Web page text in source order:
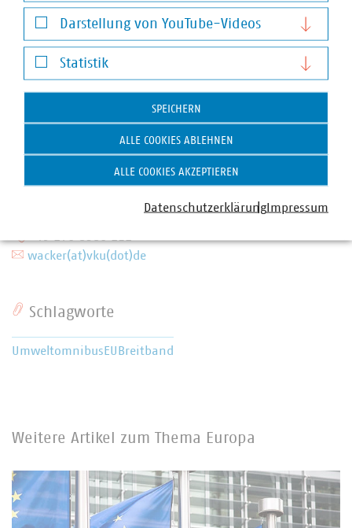
Anna Leena Wacker
wacker(at)vku(dot)de
Schlagworte
Umweltomnibus EU Breitband
Weitere Artikel zum Thema Europa
Notwendige Cookies
Darstellung von YouTube-Videos
Darstellung von YouTube-Videos
Statistik
Statistik
SPEICHERN
ALLE COOKIES ABLEHNEN
ALLE COOKIES AKZEPTIEREN
DatenschutzerklärungImpressum